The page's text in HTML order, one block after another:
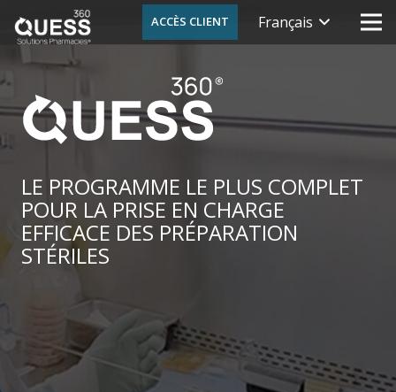
ACCÈS CLIENT Français
LE PROGRAMME LE PLUS COMPLET
POUR LA PRISE EN CHARGE
EFFICACE DES PRÉPARATION
STÉRILES